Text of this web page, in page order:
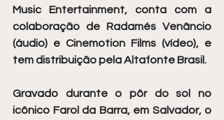
Music Entertainment, conta com a
colaboração de Radamés Venâncio
(áudio) e Cinemotion Films (vídeo), e
tem distribuição pela Altafonte Brasil.
Gravado durante o pôr do sol no
icônico Farol da Barra, em Salvador, o